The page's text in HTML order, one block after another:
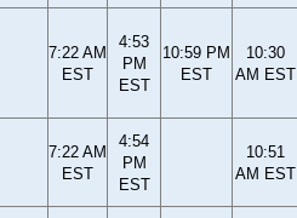
7:22 AM
EST
4:53
PM
EST
10:59 PM
EST
10:30
AM EST
7:22 AM
EST
4:54
PM
EST
10:51
AM EST